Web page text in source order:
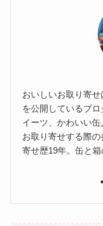
おいしいお取り寄
を公開しているブ
イーツ、かわいい缶
お取り寄せする際
寄せ歴19年。缶と箱